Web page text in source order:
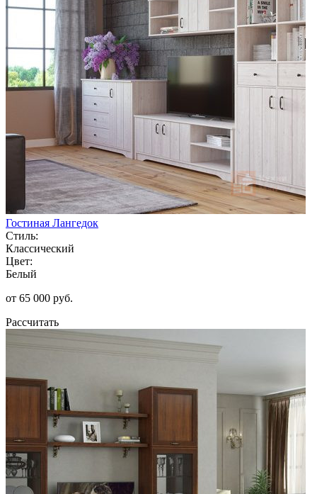
Гостиная Лангедок
Стиль:
Классический
Цвет:
Белый
от 65 000 руб.
Рассчитать